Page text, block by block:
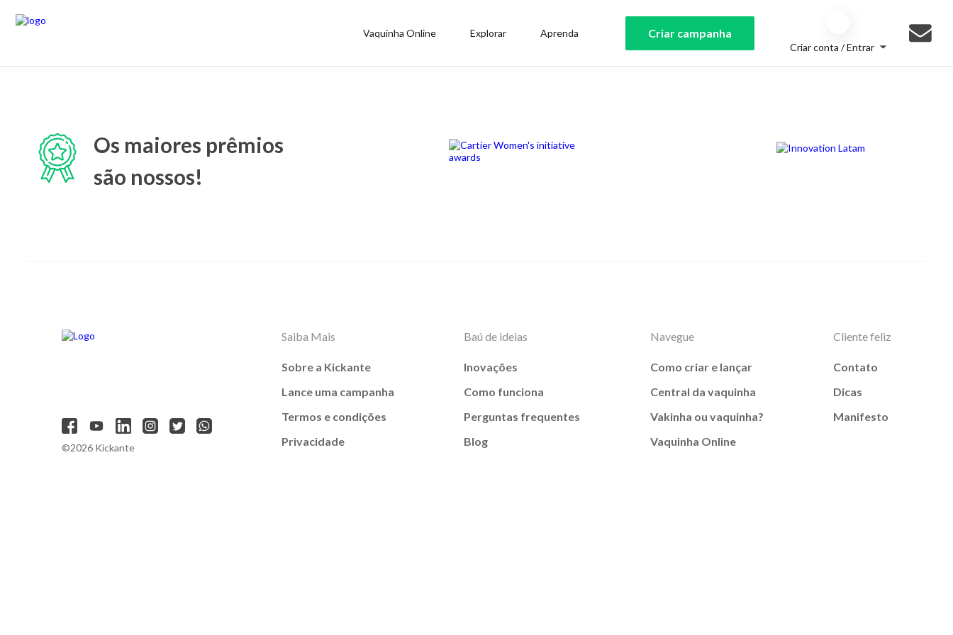
Vaquinha Online Explorar Aprenda Criar campanha
Criar conta / Entrar
Os maiores prêmios
são nossos!
©2026 Kickante
Saiba Mais
Sobre a Kickante
Lance uma campanha
Termos e condições
Privacidade
Baú de ideias
Inovações
Como funciona
Perguntas frequentes
Blog
Navegue
Como criar e lançar
Central da vaquinha
Vakinha ou vaquinha?
Vaquinha Online
Cliente feliz
Contato
Dicas
Manifesto